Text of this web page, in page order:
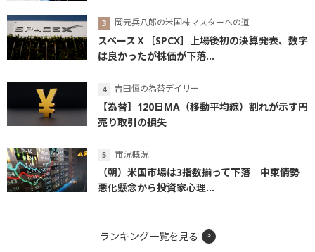
岡元兵八郎の米国株マスターへの道
スペースＸ［SPCX］上場後初の決算発表、数字
は良かったが株価が下落...
吉田恒の為替デイリー
【為替】120日MA（移動平均線）割れが示す円
売り取引の損失
市況概況
（朝）米国市場は3指数揃って下落 中東情勢
悪化懸念から投資家心理...
ランキング一覧を見る